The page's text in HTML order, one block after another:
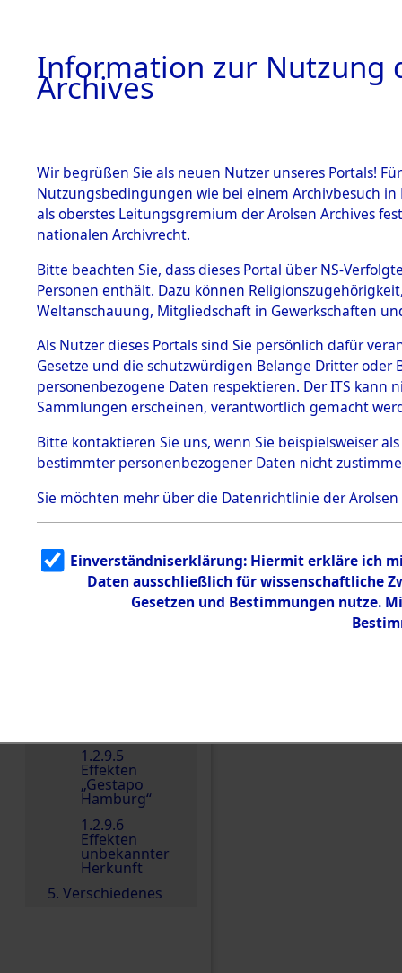
BESTÄNDE
1.
Inhaftierungsdoku
mente
1.2.9 Beim ITS
Effekten
1.2.9.1
Effekten aus
dem KZ
Dachau
1.2.9.2
Effekten aus
dem KZ
Bayerisches
1.2.9.3
Effekten aus
dem KZ
Neuengamm
1.2.9.5
Effekten
„Gestapo
Hamburg“
1.2.9.6
Effekten
unbekannter
Herkunft
5. Verschiedenes
0169
Information zur Nutzung
Archives
Wir begrüßen Sie als neuen Nutzer unseres Portals!
Nutzungsbedingungen wie bei einem Archivbesuch
als oberstes Leitungsgremium der Arolsen Archives
nationalen Archivrecht.
Bitte beachten Sie, dass dieses Portal über NS-
Personen enthält. Dazu können
Weltanschauung, Mitgliedschaft in Gewerkschaften
Als Nutzer dieses Portals sind Sie persönlich dafür
Gesetze und die schutzwürdigen Belange Dritter
personenbezogene Daten respektieren. Der ITS
Sammlungen erscheinen, verantwortlich gemacht
Bitte kontaktieren Sie uns, wenn Sie beispielsweiser
bestimmter personenbezogener Daten nicht
Sie möchten mehr über die Datenrichtlinie der Arolsen
Einverständniserklärung: Hiermit erkläre ich
Daten ausschließlich für wissenschaftliche
Gesetzen und Bestimmungen nutze.